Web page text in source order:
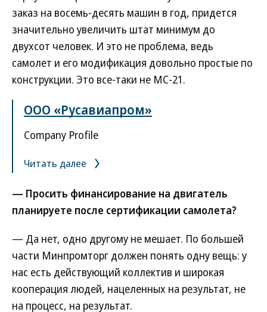
заказ на восемь-десять машин в год, придется
значительно увеличить штат минимум до
двухсот человек. И это не проблема, ведь
самолет и его модификация довольно простые по
конструкции. Это все-таки не МС-21.
ООО «Русавиапром»
Company Profile
Читать далее
— Просить финансирование на двигатель
планируете после сертификации самолета?
— Да нет, одно другому не мешает. По большей
части Минпромторг должен понять одну вещь: у
нас есть действующий коллектив и широкая
кооперация людей, нацеленных на результат, не
на процесс, на результат.